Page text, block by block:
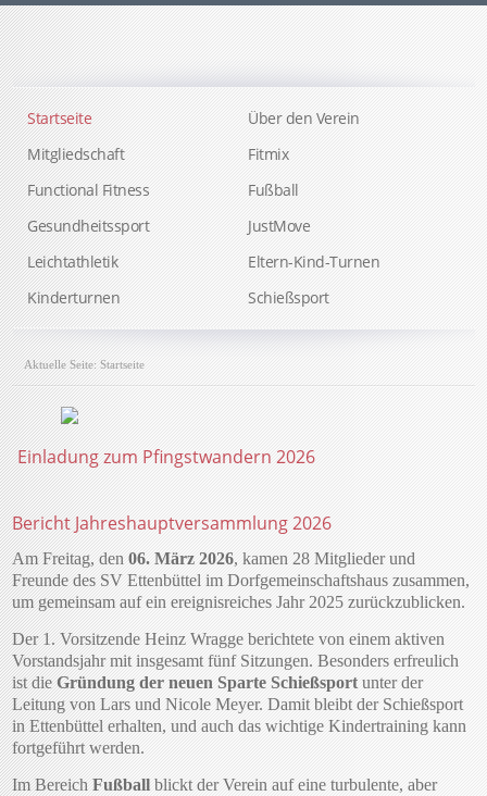
Startseite
Über den Verein
Mitgliedschaft
Fitmix
Functional Fitness
Fußball
Gesundheitssport
JustMove
Leichtathletik
Eltern-Kind-Turnen
Kinderturnen
Schießsport
Aktuelle Seite:Startseite
Einladung zum Pfingstwandern 2026
Bericht Jahreshauptversammlung 2026
Am Freitag, den06. März 2026, kamen 28 Mitglieder und
Freunde des SV Ettenbüttel im Dorfgemeinschaftshaus zusammen,
um gemeinsam auf ein ereignisreiches Jahr 2025 zurückzublicken.
Der 1. Vorsitzende Heinz Wragge berichtete von einem aktiven
Vorstandsjahr mit insgesamt fünf Sitzungen. Besonders erfreulich
ist dieGründung der neuen Sparte Schießsport unter der
Leitung von Lars und Nicole Meyer. Damit bleibt der Schießsport
in Ettenbüttel erhalten, und auch das wichtige Kindertraining kann
fortgeführt werden.
Im BereichFußball blickt der Verein auf eine turbulente, aber